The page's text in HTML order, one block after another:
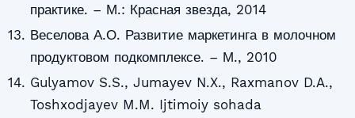
практике. – М.: Красная звезда, 2014
Веселова А.О. Развитие маркетинга в молочном
продуктовом подкомплексе. – М., 2010
Gulyamov S.S., Jumayev N.X., Raxmanov D.A.,
Toshxodjayev M.M. Ijtimoiy sohada